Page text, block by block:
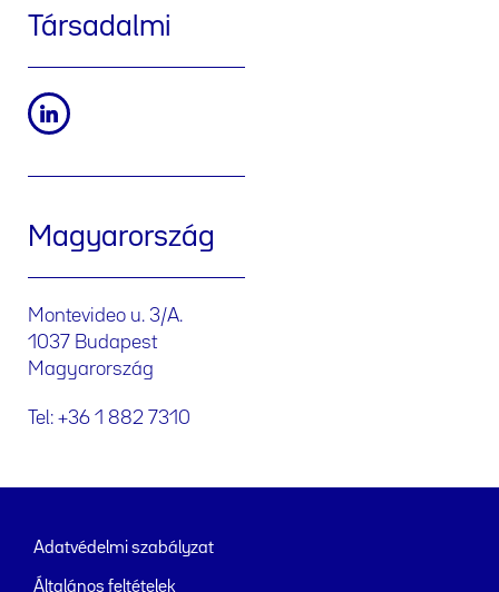
Társadalmi
Magyarország
Montevideo u. 3/A.
1037 Budapest
Magyarország
Tel: +36 1 882 7310
Adatvédelmi szabályzat
Általános feltételek